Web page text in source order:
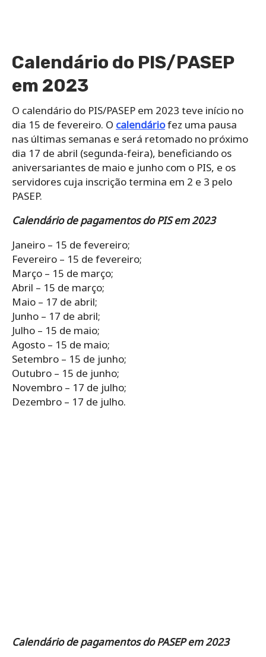
Calendário do PIS/PASEP
em 2023
O calendário do PIS/PASEP em 2023 teve início no
dia 15 de fevereiro. O calendáriofez uma pausa
nas últimas semanas e será retomado no próximo
dia 17 de abril (segunda-feira), beneficiando os
aniversariantes de maio e junho com o PIS, e os
servidores cuja inscrição termina em 2 e 3 pelo
PASEP.
Calendário de pagamentos do PIS em 2023
Janeiro – 15 de fevereiro;
Fevereiro – 15 de fevereiro;
Março – 15 de março;
Abril – 15 de março;
Maio – 17 de abril;
Junho – 17 de abril;
Julho – 15 de maio;
Agosto – 15 de maio;
Setembro – 15 de junho;
Outubro – 15 de junho;
Novembro – 17 de julho;
Dezembro – 17 de julho.
Calendário de pagamentos do PASEP em 2023